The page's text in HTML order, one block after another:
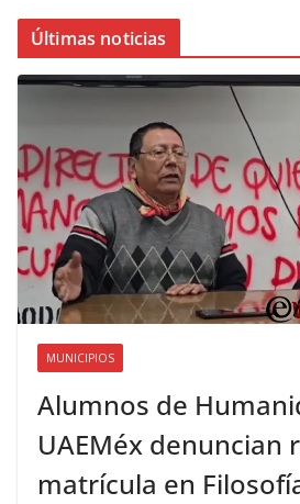
Últimas noticias
MUNICIPIOS
Alumnos de
UAEMéx denuncian
matrícula en